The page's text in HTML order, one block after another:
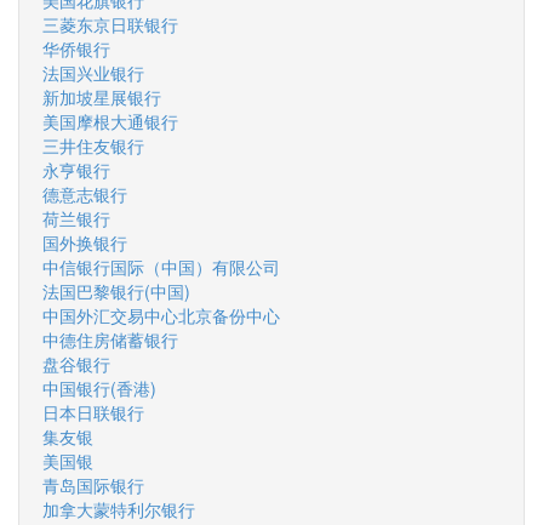
三菱东京日联银行
华侨银行
法国兴业银行
新加坡星展银行
美国摩根大通银行
三井住友银行
永亨银行
德意志银行
荷兰银行
国外换银行
中信银行国际（中国）有限公司
法国巴黎银行(中国)
中国外汇交易中心北京备份中心
中德住房储蓄银行
盘谷银行
中国银行(香港)
日本日联银行
集友银
美国银
青岛国际银行
加拿大蒙特利尔银行